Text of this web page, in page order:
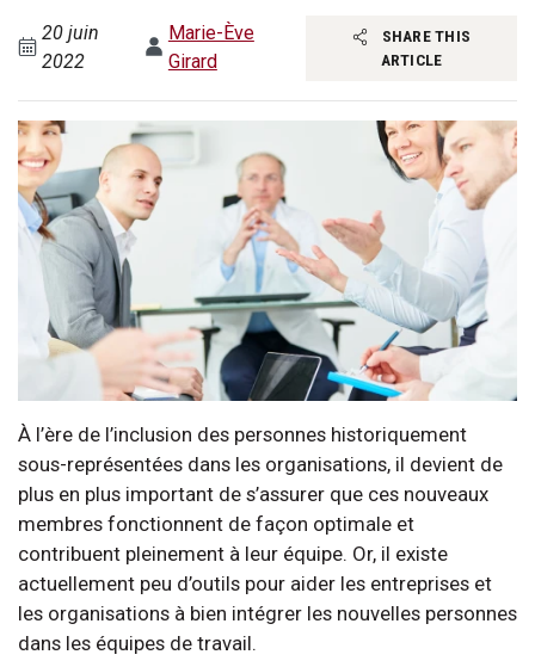
20 juin
2022
Marie-Ève
Girard
SHARE THIS
ARTICLE
À l’ère de l’inclusion des personnes historiquement
sous-représentées dans les organisations, il devient de
plus en plus important de s’assurer que ces nouveaux
membres fonctionnent de façon optimale et
contribuent pleinement à leur équipe. Or, il existe
actuellement peu d’outils pour aider les entreprises et
les organisations à bien intégrer les nouvelles personnes
dans les équipes de travail.